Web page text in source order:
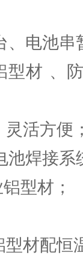
、电池串
型材 、
活方便
池焊接系
型材；
材配恒